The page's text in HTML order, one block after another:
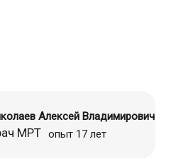
Алексей Владимирович
МРТ опыт 17 лет